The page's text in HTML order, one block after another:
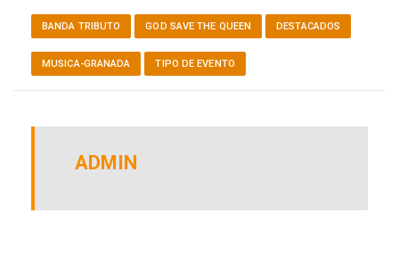
BANDA TRIBUTO GOD SAVE THE QUEEN DESTACADOS
MUSICA-GRANADA TIPO DE EVENTO
ADMIN